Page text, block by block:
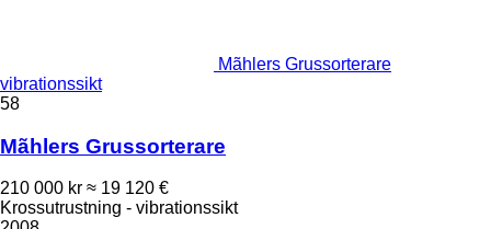
Mãhlers Grussorterare
vibrationssikt
58
Mãhlers Grussorterare
210 000 kr ≈ 19 120 €
Krossutrustning - vibrationssikt